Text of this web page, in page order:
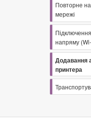
Повторне
мережі
напряму
Додавання
принтера